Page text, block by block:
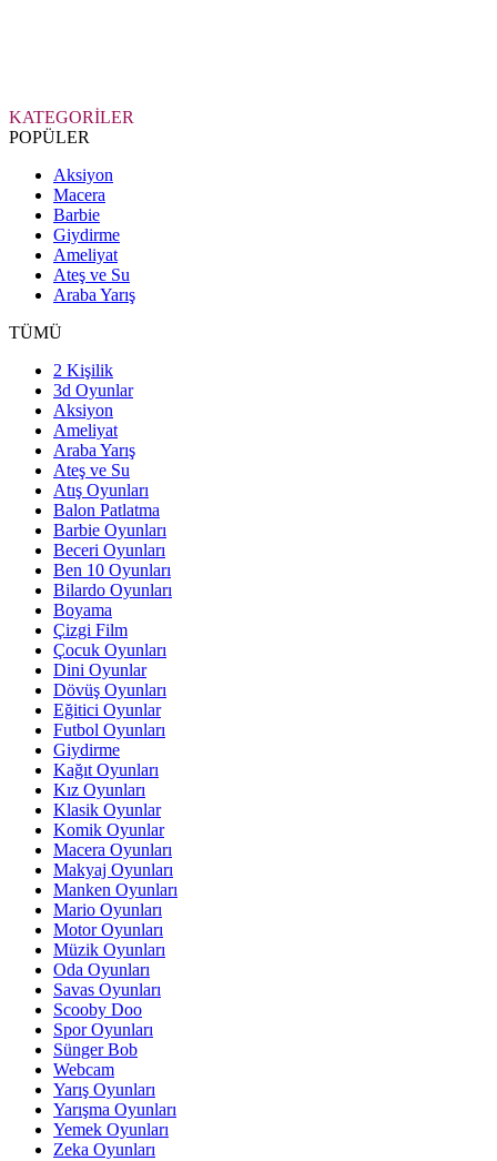
KATEGORİLER
POPÜLER
Aksiyon
Macera
Barbie
Giydirme
Ameliyat
Ateş ve Su
Araba Yarış
TÜMÜ
2 Kişilik
3d Oyunlar
Aksiyon
Ameliyat
Araba Yarış
Ateş ve Su
Atış Oyunları
Balon Patlatma
Barbie Oyunları
Beceri Oyunları
Ben 10 Oyunları
Bilardo Oyunları
Boyama
Çizgi Film
Çocuk Oyunları
Dini Oyunlar
Dövüş Oyunları
Eğitici Oyunlar
Futbol Oyunları
Giydirme
Kağıt Oyunları
Kız Oyunları
Klasik Oyunlar
Komik Oyunlar
Macera Oyunları
Makyaj Oyunları
Manken Oyunları
Mario Oyunları
Motor Oyunları
Müzik Oyunları
Oda Oyunları
Savas Oyunları
Scooby Doo
Spor Oyunları
Sünger Bob
Webcam
Yarış Oyunları
Yarışma Oyunları
Yemek Oyunları
Zeka Oyunları